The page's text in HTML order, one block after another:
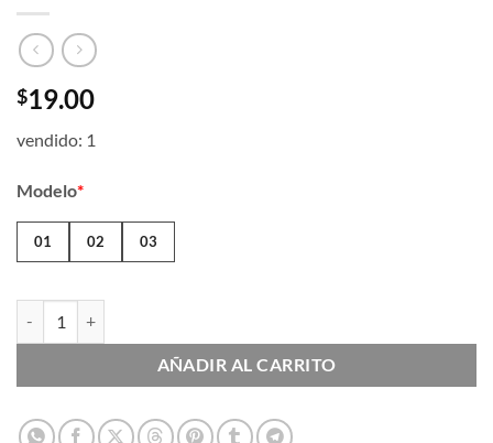
$19.00
vendido: 1
*
Modelo
01 02 03
AÑADIR AL CARRITO